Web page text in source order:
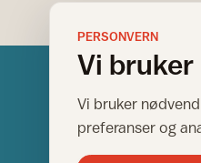
PERSONVERN
Vi
Vi bruker
preferanser og